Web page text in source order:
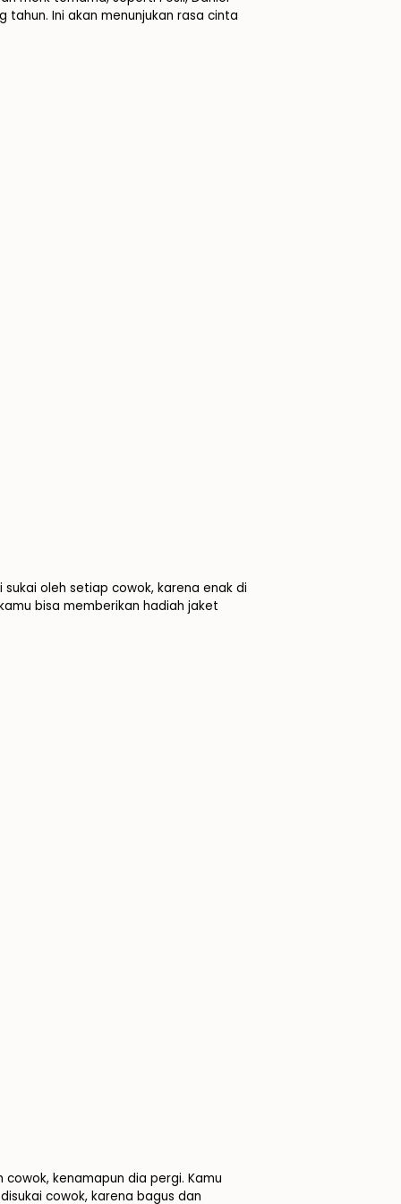
Ini akan menunjukan rasa cinta
oleh setiap cowok, karena enak di
bisa memberikan hadiah jaket
kenamapun dia pergi. Kamu
cowok, karena bagus dan